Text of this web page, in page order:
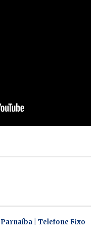
| Telefone Fixo